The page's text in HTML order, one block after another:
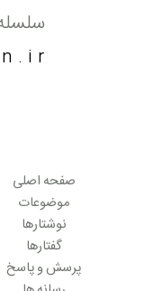
صفحه اصلی
موضوعات
نوشتارها
گفتارها
پرسش و پاسخ